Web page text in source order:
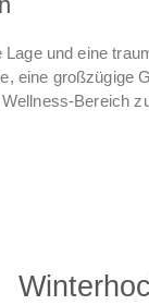
und eine
eine großzügige
Bereich